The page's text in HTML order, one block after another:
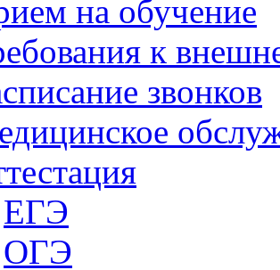
на обучение
к
звонков
ЕГЭ
ОГЭ